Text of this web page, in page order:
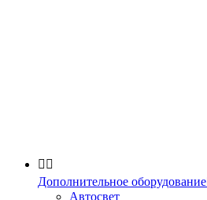
 
Дополнительное оборудование
Автосвет